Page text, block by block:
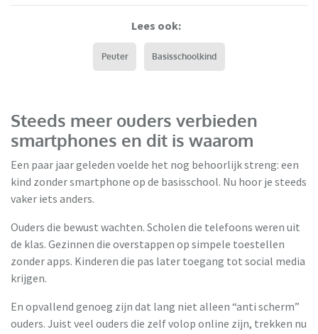
Lees ook:
Peuter Basisschoolkind
Steeds meer ouders verbieden
smartphones en dit is waarom
Een paar jaar geleden voelde het nog behoorlijk streng: een
kind zonder smartphone op de basisschool. Nu hoor je steeds
vaker iets anders.
Ouders die bewust wachten. Scholen die telefoons weren uit
de klas. Gezinnen die overstappen op simpele toestellen
zonder apps. Kinderen die pas later toegang tot social media
krijgen.
En opvallend genoeg zijn dat lang niet alleen “anti scherm”
ouders. Juist veel ouders die zelf volop online zijn, trekken nu